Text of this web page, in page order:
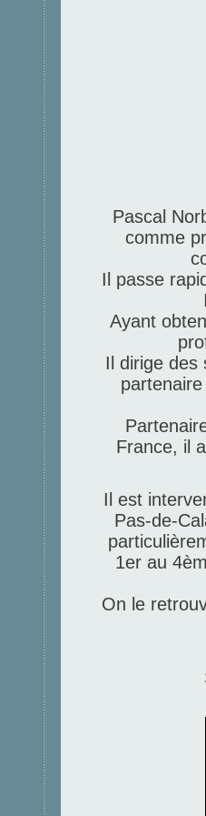
Pascal
comme
Il passe
Ayant
Il dirige des
France, il
Il est
Pas-de-
1er au
On le